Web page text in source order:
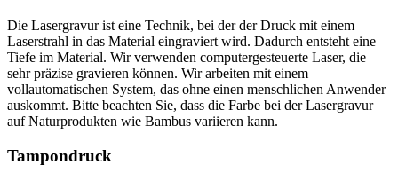
Die Lasergravur ist eine Technik, bei der der Druck mit einem
Laserstrahl in das Material eingraviert wird. Dadurch entsteht eine
Tiefe im Material. Wir verwenden computergesteuerte Laser, die
sehr präzise gravieren können. Wir arbeiten mit einem
vollautomatischen System, das ohne einen menschlichen Anwender
auskommt. Bitte beachten Sie, dass die Farbe bei der Lasergravur
auf Naturprodukten wie Bambus variieren kann.
Tampondruck